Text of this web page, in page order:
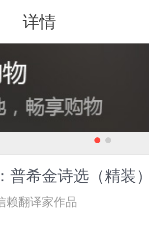
详情
希金诗选（精装）
赖翻译家作品